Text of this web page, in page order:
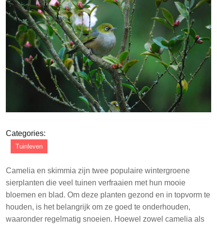
Categories:
Tuinleven
Camelia en skimmia zijn twee populaire wintergroene
sierplanten die veel tuinen verfraaien met hun mooie
bloemen en blad. Om deze planten gezond en in topvorm te
houden, is het belangrijk om ze goed te onderhouden,
waaronder regelmatig snoeien. Hoewel zowel camelia als